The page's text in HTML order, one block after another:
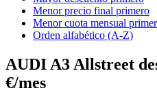
Menor precio final primero
Menor cuota mensual
Orden alfabético (A-Z)
AUDI A3 Allstreet
€/mes